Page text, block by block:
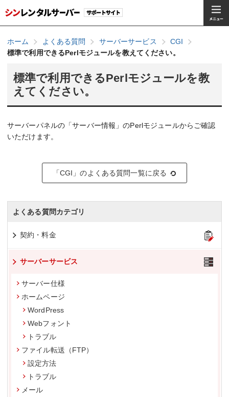
ホーム よくある質問 サーバーサービス
CGI
標準で利用できるPerlモジュールを教えてください。
標準で利用できるPerlモジュールを教
えてください。
サーバーパネルの「サーバー情報」のPerlモジュールからご確認
いただけます。
「CGI」のよくある質問一覧に戻る
よくある質問カテゴリ
契約・料金
サーバーサービス
サーバー仕様
ホームページ
WordPress
Webフォント
トラブル
ファイル転送（FTP）
設定方法
トラブル
メール